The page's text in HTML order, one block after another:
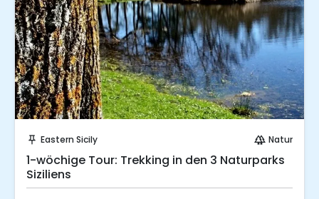
push_pin Eastern Sicily forest Natur
1-wöchige Tour: Trekking in den 3 Naturparks
Siziliens